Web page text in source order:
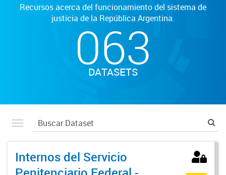
Recursos acerca del funcionamiento del sistema de
justicia de la República Argentina.
063
DATASETS
Internos del Servicio